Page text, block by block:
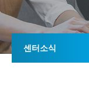
센터소식